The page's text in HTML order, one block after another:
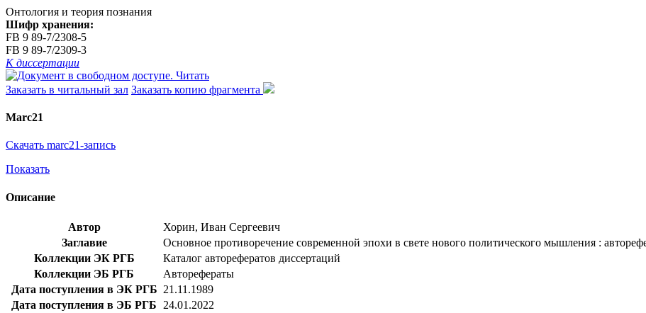
Онтология и теория познания
Шифр хранения:
FB 9 89-7/2308-5
FB 9 89-7/2309-3
К диссертации
Читать
Заказать в читальный зал Заказать копию фрагмента
Marc21
Скачать marc21-запись
Показать
Описание
Автор
Хорин, Иван Сергеевич
Заглавие
Основное противоречение современной эпохи в свете нового политического мышления :
Коллекции ЭК РГБ
Каталог авторефератов диссертаций
Коллекции ЭБ РГБ
Авторефераты
Дата поступления в ЭК РГБ 21.11.1989
Дата поступления в ЭБ РГБ
24.01.2022